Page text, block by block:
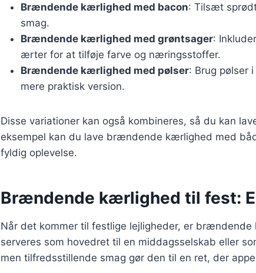
Brændende kærlighed med bacon: Tilsæt
smag.
Brændende kærlighed med grøntsager:
ærter for at tilføje farve og næringsstoffer.
Brændende kærlighed med pølser: Brug pølser
mere praktisk version.
Disse variationer kan også kombineres, så du kan
eksempel kan du lave brændende kærlighed med
fyldig oplevelse.
Brændende kærlighed til fest:
Når det kommer til festlige lejligheder, er
serveres som hovedret til en middagsselskab eller
men tilfredsstillende smag gør den til en ret, der